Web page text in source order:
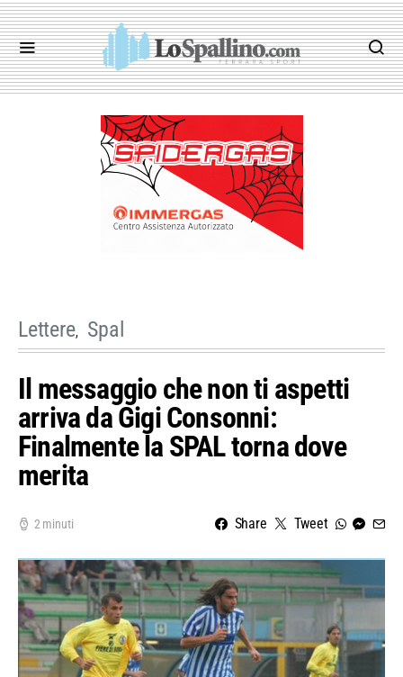
Lettere Spal
Il messaggio che non ti aspetti
arriva da Gigi Consonni:
Finalmente la SPAL torna dove
merita
2 minuti Share Tweet